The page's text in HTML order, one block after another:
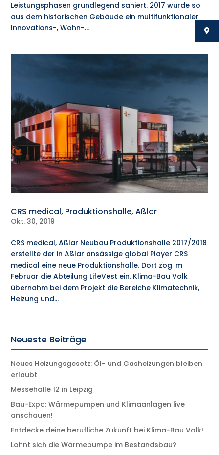
Leistungsphasen grundlegend saniert. 2017 wurde so
aus dem historischen Gebäude ein multifunktionaler
Innovations-, Wohn-...
CRS medical, Produktionshalle, Aßlar
Okt. 30, 2019
CRS medical, Aßlar Neubau Produktionshalle 2017/2018
erstellte der in Aßlar ansässige global Player CRS
medical eine neue Produktionshalle. Dort zog im
Februar die Abteilung LifeVest ein. Klima-Bau Volk
übernahm bei dem Projekt die Bereiche Klimatechnik,
Heizung und...
Neueste Beiträge
Neues Heizungsgesetz: Öl- und Gasheizungen bleiben
erlaubt
Messehalle 12 in Leipzig
Bau-Expo: Wärmepumpen und Klimaanlagen live
anschauen!
Entdecke deine berufliche Zukunft bei Klima-Bau Volk!
Lohnt sich die Wärmepumpe im Bestandsbau?